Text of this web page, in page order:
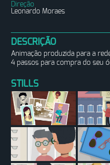
Direção
Leonardo Moraes
DESCRIÇÃO
Animação produzida para a
4 passos para compra do seu
STILLS